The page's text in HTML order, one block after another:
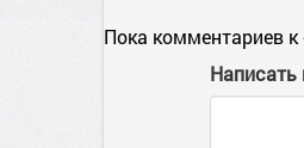
Пока комментариев
Написать